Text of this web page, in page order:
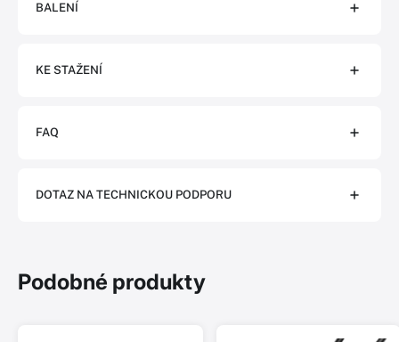
BALENÍ
KE STAŽENÍ
FAQ
DOTAZ NA TECHNICKOU PODPORU
Podobné produkty